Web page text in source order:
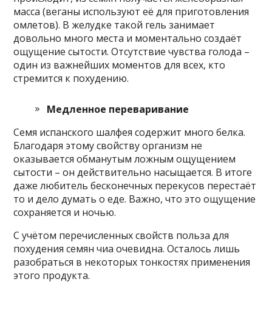
масса (веганы используют её для приготовления
омлетов). В желудке такой гель занимает
довольно много места и моментально создаёт
ощущение сытости. Отсутствие чувства голода –
один из важнейших моментов для всех, кто
стремится к похудению.
Медленное переваривание
Семя испанского шалфея содержит много белка.
Благодаря этому свойству организм не
оказывается обманутым ложным ощущением
сытости – он действительно насыщается. В итоге
даже любитель бесконечных перекусов перестаёт
то и дело думать о еде. Важно, что это ощущение
сохраняется и ночью.
С учётом перечисленных свойств польза для
похудения семян чиа очевидна. Осталось лишь
разобраться в некоторых тонкостях применения
этого продукта.